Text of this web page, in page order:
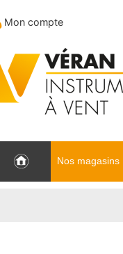
Mon compte
Nos magasins